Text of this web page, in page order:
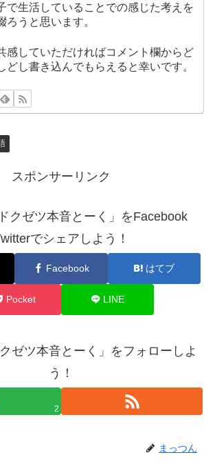
で生活していることでの感じた考えを
ろうと思います。
感していただければコメント欄からど
どし書き込んでもらえると幸いです。
スポンサーリンク
クゼツ本音とーく」をFacebook
でシェアしよう！
Facebook はてブ
Pocket LINE
ゼツ本音とーく」をフォローしよ
う！
2
まっつん